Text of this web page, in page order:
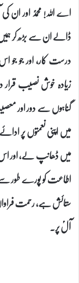
اے اللہ! محمدؐ اور ان
ڈالے ان سے بڑھ کر
درست کار، اور جو
زیادہ خوش نصیب
گناہوں سے دور اور
میں اپنی نعمتوں پر
میں ڈھانپ لے، اور اس
اطاعت کو پورے طور سے
ستائش ہے، رحمت
آلؑ پر۔